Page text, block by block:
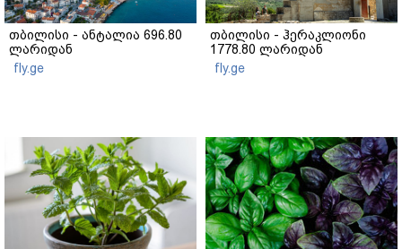
თბილისი - ანტალია 696.80
ლარიდან
fly.ge
თბილისი - ჰერაკლიონი
1778.80 ლარიდან
fly.ge